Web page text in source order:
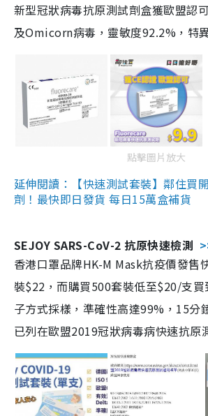
新型冠狀病毒抗原測試劑盒獲歐盟認
及Omicorn病毒，靈敏度92.2%，特
點擊圖片放大
延伸閱讀：【快速測試套裝】鄰住買
劑！最快即日發貨 每日15萬盒補貨
SEJOY SARS-CoV-2 抗原快速檢測
香港口罩品牌HK-M Mask抗疫價發售
裝$22，而購買500套裝低至$20/支
子方式採樣，準確性高達99%，15分
已列在歐盟2019冠狀病毒病快速抗原